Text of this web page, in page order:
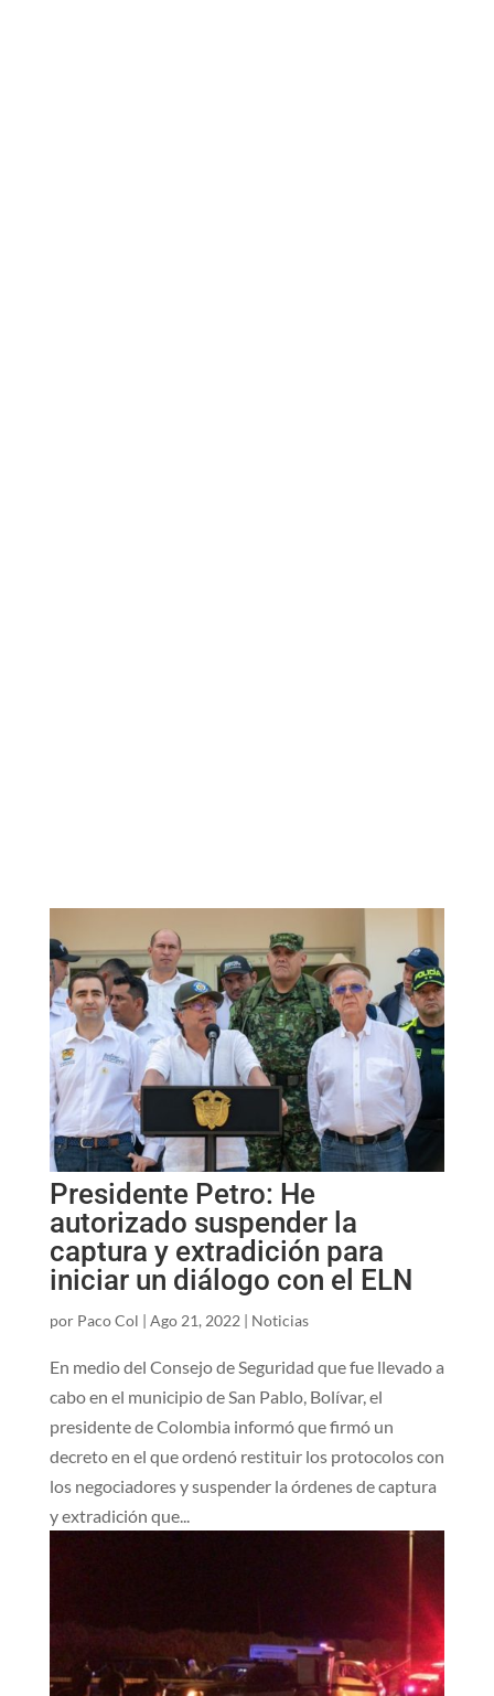
Presidente Petro: He
autorizado suspender la
captura y extradición para
iniciar un diálogo con el ELN
por Paco Col | Ago 21, 2022 | Noticias
En medio del Consejo de Seguridad que fue llevado a
cabo en el municipio de San Pablo, Bolívar, el
presidente de Colombia informó que firmó un
decreto en el que ordenó restituir los protocolos con
los negociadores y suspender la órdenes de captura
y extradición que...